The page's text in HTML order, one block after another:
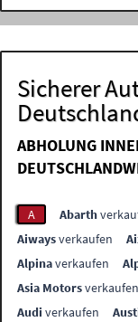
Sicherer
ABHOLUNG
A Abarth
Aiwaysverkaufen
Alpinaverkaufen
Asia Motorsverkaufen
Audi verkaufen